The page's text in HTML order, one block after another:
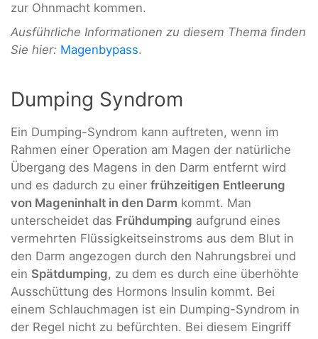
zur Ohnmacht kommen.
Ausführliche Informationen zu diesem Thema finden
Sie hier: Magenbypass.
Dumping Syndrom
Ein Dumping-Syndrom kann auftreten, wenn im
Rahmen einer Operation am Magen der natürliche
Übergang des Magens in den Darm entfernt wird
und es dadurch zu einer frühzeitigen Entleerung
von Mageninhalt in den Darm kommt. Man
unterscheidet das Frühdumping aufgrund eines
vermehrten Flüssigkeitseinstroms aus dem Blut in
den Darm angezogen durch den Nahrungsbrei und
ein Spätdumping, zu dem es durch eine überhöhte
Ausschüttung des Hormons Insulin kommt. Bei
einem Schlauchmagen ist ein Dumping-Syndrom in
der Regel nicht zu befürchten. Bei diesem Eingriff